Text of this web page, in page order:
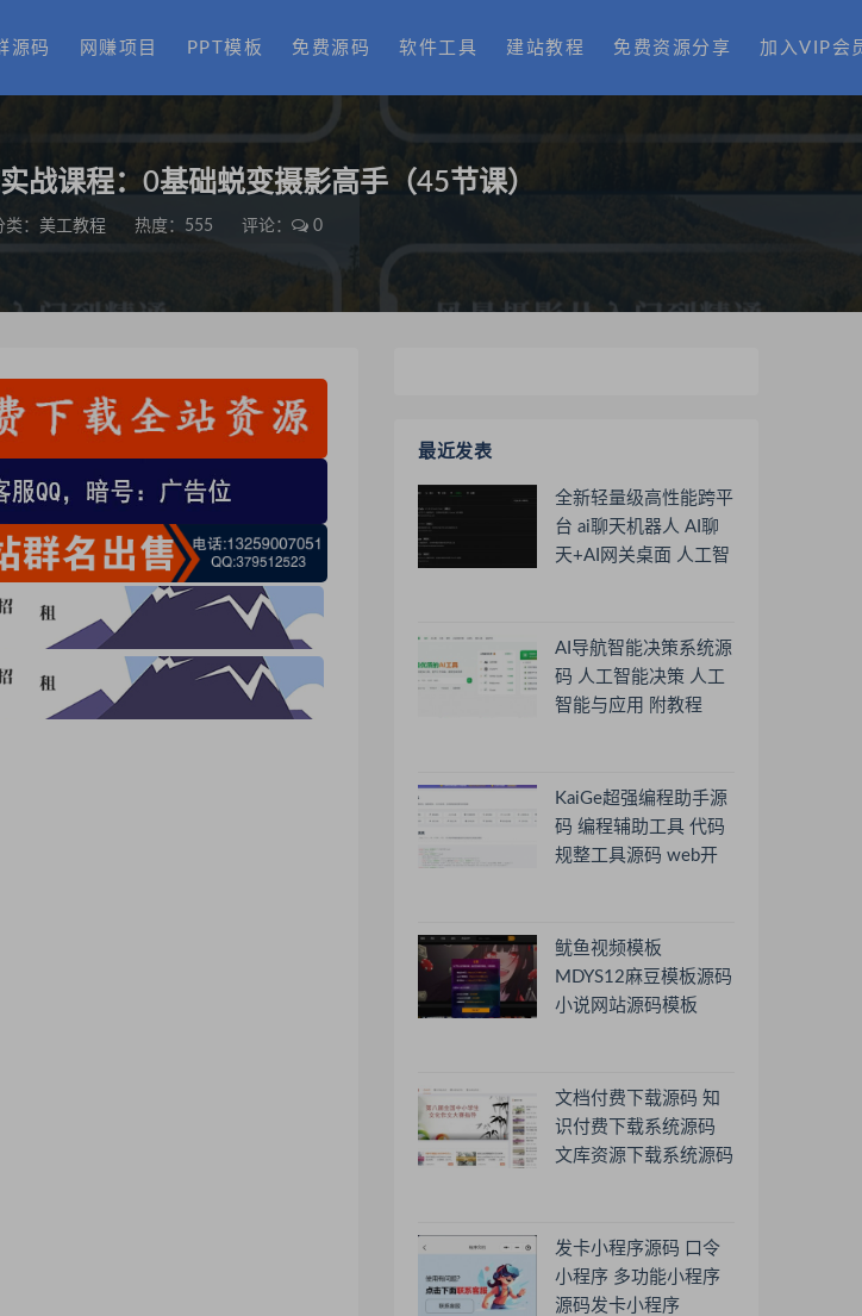
源码 网赚项目 PPT模板 免费源码 软件工具 建站教程 免费资源分享 加入VIP会
战课程：0基础蜕变摄影高手（45节课）
类： 美工教程 热度：555 评论： 0
最近发表
全新轻量级高性能跨平
台 ai聊天机器人 AI聊
天+AI网关桌面 人工智
AI导航智能决策系统源
码 人工智能决策 人工
智能与应用 附教程
KaiGe超强编程助手源
码 编程辅助工具 代码
规整工具源码 web开
鱿鱼视频模板
MDYS12麻豆模板源码
小说网站源码模板
文档付费下载源码 知
识付费下载系统源码
文库资源下载系统源码
发卡小程序源码 口令
小程序 多功能小程序
源码发卡小程序